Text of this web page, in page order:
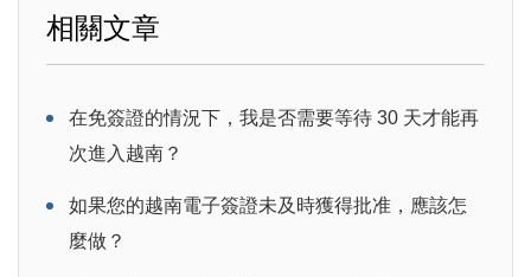
相關文章
在免簽證的情況下，我是否需要等待 30 天才能再
次進入越南？
如果您的越南電子簽證未及時獲得批准，應該怎
麼做？